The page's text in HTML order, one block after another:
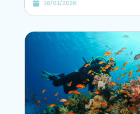
16/01/2026